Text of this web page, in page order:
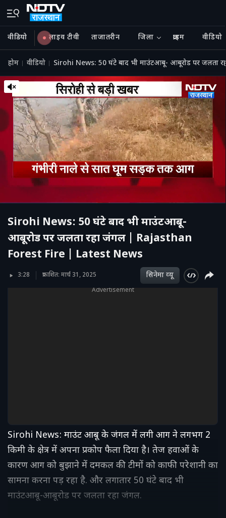
वीडियो लाइव टीवी ताजातरीन जिला क्राइम वीडियो
होम वीडियो Sirohi News: 50 घंटे बाद भी माउंटआबू- आबूरोड पर
Sirohi News: 50 घंटे बाद भी माउंटआबू-
आबूरोड पर जलता रहा जंगल | Rajasthan
Forest Fire | Latest News
3:28 प्रकाशित: मार्च 31, 2025 सिनेमा व्‍यू
Advertisement
Sirohi News: माउंट आबू के जंगल में लगी आग ने लगभग 2
किमी के क्षेत्र में अपना प्रकोप फैला दिया है। तेज हवाओं के
कारण आग को बुझाने में दमकल की टीमों को काफी परेशानी का
सामना करना पड़ रहा है. और लगातार 50 घंटे बाद भी
माउंटआबू-आबूरोड पर जलता रहा जंगल.